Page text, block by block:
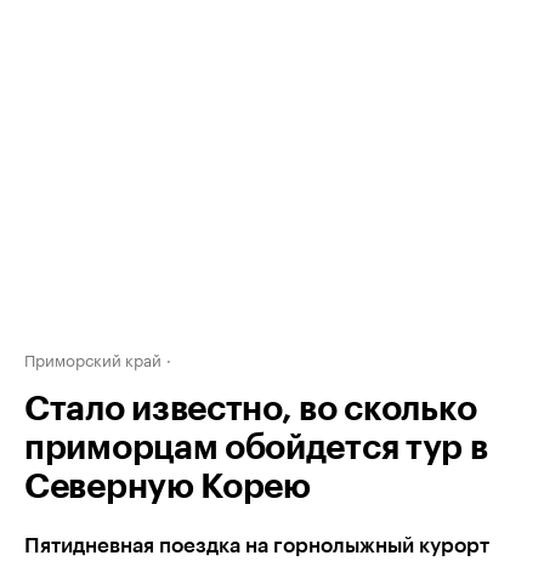
Приморский край
Стало известно, во сколько
приморцам обойдется тур в
Северную Корею
Пятидневная поездка на горнолыжный курорт